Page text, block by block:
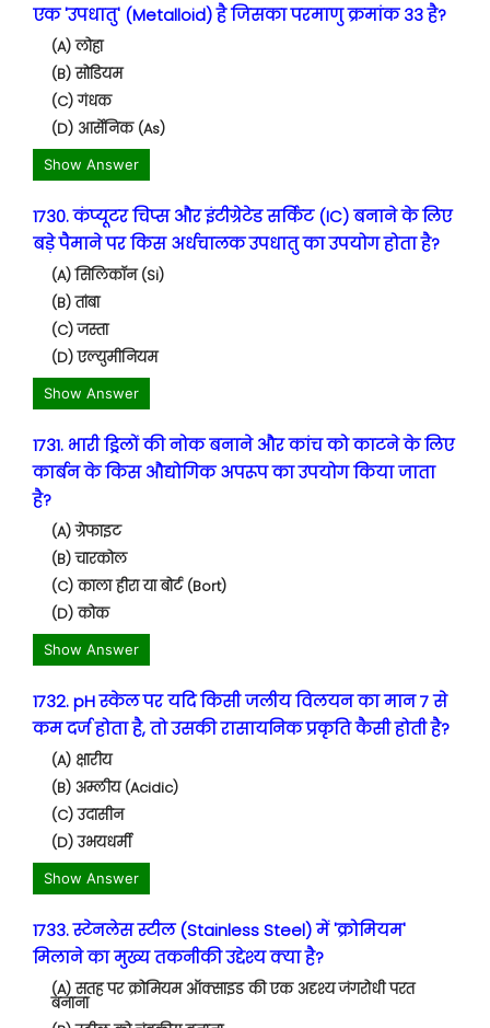
एक 'उपधातु' (Metalloid) है जिसका परमाणु क्रमांक 33 है?
(A) लोहा
(B) सोडियम
(C) गंधक
(D) आर्सेनिक (As)
Show Answer
1730. कंप्यूटर चिप्स और इंटीग्रेटेड सर्किट (IC) बनाने के लिए
बड़े पैमाने पर किस अर्धचालक उपधातु का उपयोग होता है?
(A) सिलिकॉन (Si)
(B) तांबा
(C) जस्ता
(D) एल्युमीनियम
Show Answer
1731. भारी ड्रिलों की नोक बनाने और कांच को काटने के लिए
कार्बन के किस औद्योगिक अपरूप का उपयोग किया जाता
है?
(A) ग्रेफाइट
(B) चारकोल
(C) काला हीरा या बोर्ट (Bort)
(D) कोक
Show Answer
1732. pH स्केल पर यदि किसी जलीय विलयन का मान 7 से
कम दर्ज होता है, तो उसकी रासायनिक प्रकृति कैसी होती है?
(A) क्षारीय
(B) अम्लीय (Acidic)
(C) उदासीन
(D) उभयधर्मी
Show Answer
1733. स्टेनलेस स्टील (Stainless Steel) में 'क्रोमियम'
मिलाने का मुख्य तकनीकी उद्देश्य क्या है?
(A) सतह पर क्रोमियम ऑक्साइड की एक अदृश्य जंगरोधी परत
बनाना